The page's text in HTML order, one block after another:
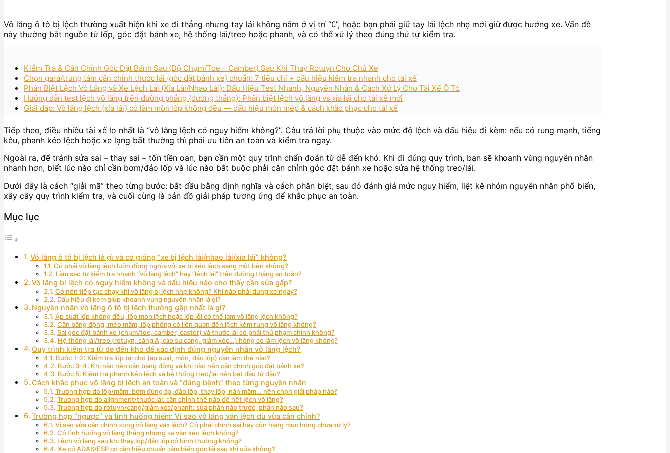
Vô lăng ô tô bị lệch thường xuất hiện khi xe đi thẳng nhưng tay lái không nằm ở vị trí “0”, hoặc bạn phải giữ tay lái lệch nhẹ mới giữ được hướng xe. Vấn đề
này thường bắt nguồn từ lốp, góc đặt bánh xe, hệ thống lái/treo hoặc phanh, và có thể xử lý theo đúng thứ tự kiểm tra.
Kiểm Tra & Cân Chỉnh Góc Đặt Bánh Sau (Độ Chụm/Toe – Camber) Sau Khi Thay Rotuyn Cho Chủ Xe
Chọn gara/trung tâm cân chỉnh thước lái (góc đặt bánh xe) chuẩn: 7 tiêu chí + dấu hiệu kiểm tra nhanh cho tài xế
Phân Biệt Lệch Vô Lăng và Xe Lệch Lái (Xỉa Lái/Nhao Lái): Dấu Hiệu Test Nhanh, Nguyên Nhân & Cách Xử Lý Cho Tài Xế Ô Tô
Hướng dẫn test lệch vô lăng trên đường phẳng (đường thẳng): Phân biệt lệch vô lăng vs xỉa lái cho tài xế mới
Giải đáp: Vô lăng lệch (xỉa lái) có làm mòn lốp không đều — dấu hiệu mòn mép & cách khắc phục cho tài xế
Tiếp theo, điều nhiều tài xế lo nhất là “vô lăng lệch có nguy hiểm không?”. Câu trả lời phụ thuộc vào mức độ lệch và dấu hiệu đi kèm: nếu có rung mạnh, tiếng
kêu, phanh kéo lệch hoặc xe lạng bất thường thì phải ưu tiên an toàn và kiểm tra ngay.
Ngoài ra, để tránh sửa sai – thay sai – tốn tiền oan, bạn cần một quy trình chẩn đoán từ dễ đến khó. Khi đi đúng quy trình, bạn sẽ khoanh vùng nguyên nhân
nhanh hơn, biết lúc nào chỉ cần bơm/đảo lốp và lúc nào bắt buộc phải cân chỉnh góc đặt bánh xe hoặc sửa hệ thống treo/lái.
Dưới đây là cách “giải mã” theo từng bước: bắt đầu bằng định nghĩa và cách phân biệt, sau đó đánh giá mức nguy hiểm, liệt kê nhóm nguyên nhân phổ biến,
xây cây quy trình kiểm tra, và cuối cùng là bản đồ giải pháp tương ứng để khắc phục an toàn.
Mục lục
Vô lăng ô tô bị lệch là gì và có giống “xe bị lệch lái/nhao lái/xỉa lái” không?
Có phải vô lăng lệch luôn đồng nghĩa với xe bị kéo lệch sang một bên không?
Làm sao tự kiểm tra nhanh “vô lăng lệch” hay “lệch lái” trên đường thẳng an toàn?
Vô lăng bị lệch có nguy hiểm không và dấu hiệu nào cho thấy cần sửa gấp?
Có nên tiếp tục chạy khi vô lăng bị lệch nhẹ không? Khi nào phải dừng xe ngay?
Dấu hiệu đi kèm giúp khoanh vùng nguyên nhân là gì?
Nguyên nhân vô lăng ô tô bị lệch thường gặp nhất là gì?
Áp suất lốp không đều, lốp mòn lệch hoặc lốp lỗi có thể làm vô lăng lệch không?
Cân bằng động, méo mâm, lốp phồng có liên quan đến lệch kèm rung vô lăng không?
Sai góc đặt bánh xe (chụm/toe, camber, caster) và thước lái có phải thủ phạm chính không?
Hệ thống lái/treo (rotuyn, càng A, cao su càng, giảm xóc…) hỏng có làm lệch vô lăng không?
Quy trình kiểm tra từ dễ đến khó để xác định đúng nguyên nhân vô lăng lệch?
Bước 1–2: Kiểm tra lốp tại chỗ (áp suất, mòn, đảo lốp) cần làm thế nào?
Bước 3–4: Khi nào nên cân bằng động và khi nào nên cân chỉnh góc đặt bánh xe?
Bước 5: Kiểm tra phanh kéo lệch và hệ thống treo/lái nên bắt đầu từ đâu?
Cách khắc phục vô lăng bị lệch an toàn và “đúng bệnh” theo từng nguyên nhân
Trường hợp do lốp/mâm: bơm đúng áp, đảo lốp, thay lốp, nắn mâm… nên chọn giải pháp nào?
Trường hợp do alignment/thước lái: cân chỉnh thế nào để hết lệch vô lăng?
Trường hợp do rotuyn/càng/giảm xóc/phanh: sửa phần nào trước, phần nào sau?
Trường hợp “ngược” và tình huống hiếm: Vì sao vô lăng vẫn lệch dù vừa cân chỉnh?
Vì sao vừa cân chỉnh xong vô lăng vẫn lệch? Có phải chỉnh sai hay còn hạng mục hỏng chưa xử lý?
Có tình huống vô lăng thẳng nhưng xe vẫn kéo lệch không?
Lệch vô lăng sau khi thay lốp/đảo lốp có bình thường không?
Xe có ADAS/ESP có cần hiệu chuẩn cảm biến góc lái sau khi sửa không?